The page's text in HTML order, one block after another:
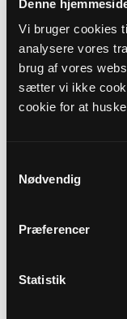
Denne
Vi bruger cookies
analysere vores
brug af vores
sætter vi ikke
cookie for at
Nødvendig
Præferencer
Statistik
Kirkehuset i Durup
Beskrivelse
oktober og
Durup. Vi fordyber
to kapitler af
korsteste og
kan vi sammen gå
kræves ingen